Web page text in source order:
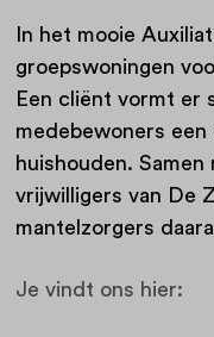
In het mooie
groepswoningen
Een cliënt vormt er
medebewoners een
huishouden.
vrijwilligers van De
mantelzorgers
Je vindt ons hier: